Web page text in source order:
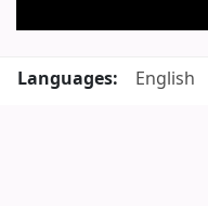
Languages:
English